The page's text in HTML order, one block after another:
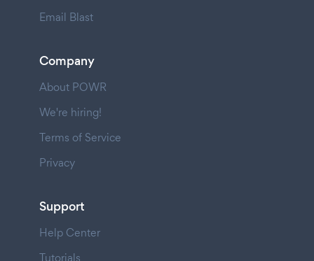
Email Blast
Company
About POWR
We're hiring!
Terms of Service
Privacy
Support
Help Center
Tutorials